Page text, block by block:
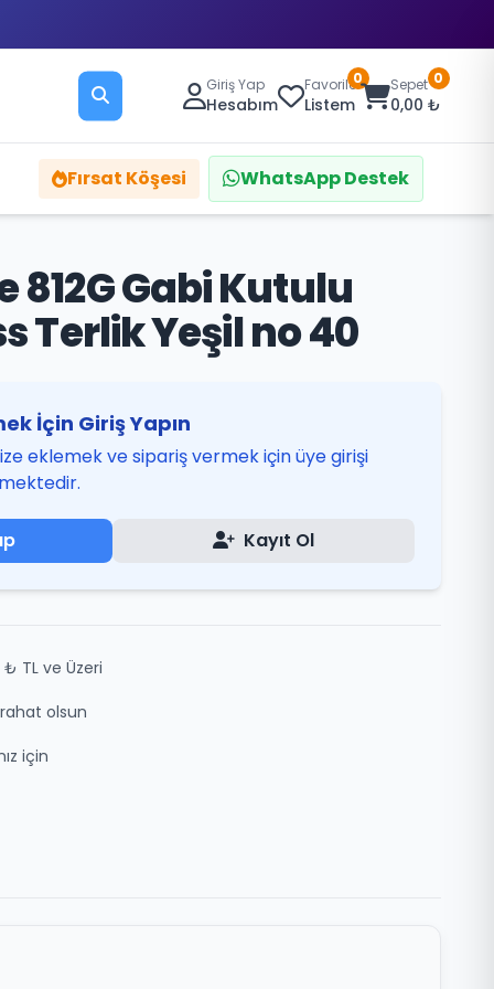
Giriş Yap
Hesabım
Favoriler
Listem
0 Sepet
0,00 ₺
0
Fırsat Köşesi WhatsApp Destek
812G Gabi Kutulu
Terlik Yeşil no 40
İçin Giriş Yapın
eklemek ve sipariş vermek için üye girişi
Kayıt Ol
TL ve Üzeri
olsun
için